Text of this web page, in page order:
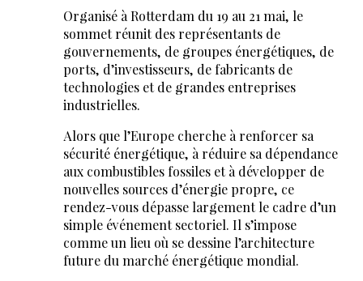
Organisé à Rotterdam du 19 au 21 mai, le
sommet réunit des représentants de
gouvernements, de groupes énergétiques, de
ports, d’investisseurs, de fabricants de
technologies et de grandes entreprises
industrielles.
Alors que l’Europe cherche à renforcer sa
sécurité énergétique, à réduire sa dépendance
aux combustibles fossiles et à développer de
nouvelles sources d’énergie propre, ce
rendez-vous dépasse largement le cadre d’un
simple événement sectoriel. Il s’impose
comme un lieu où se dessine l’architecture
future du marché énergétique mondial.